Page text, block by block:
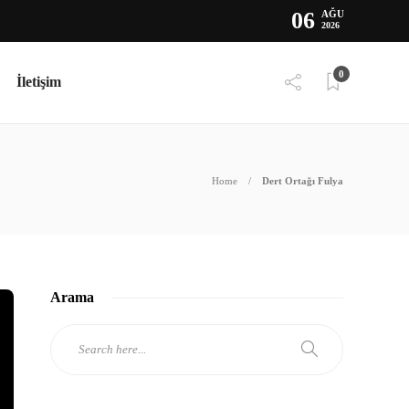
06 AĞU
2026
İletişim 0
Home Dert Ortağı Fulya
Arama